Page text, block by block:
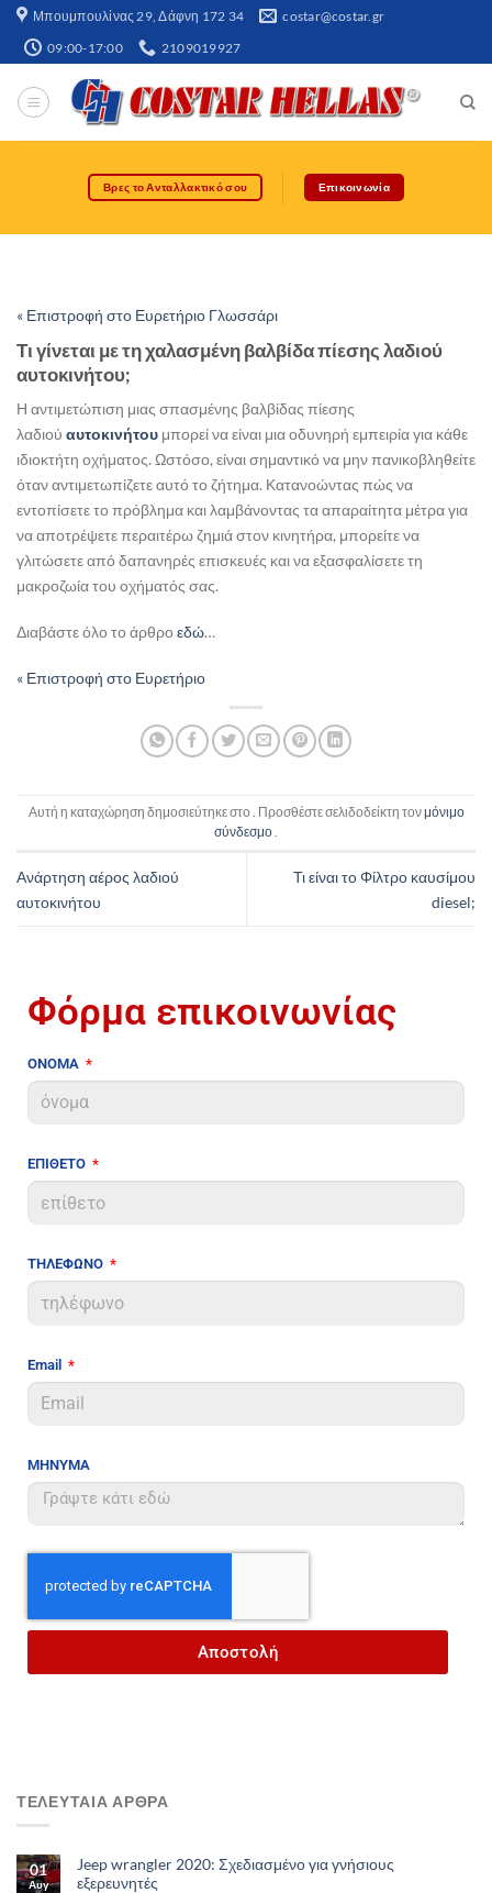
Μπουμπουλίνας 29, Δάφνη 172 34​ costar@costar.gr
09:00-17:00 2109019927
Βρες το Ανταλλακτικό σου Επικοινωνία
« Επιστροφή στο Ευρετήριο Γλωσσάρι
Τι γίνεται με τη χαλασμένη βαλβίδα πίεσης λαδιού
αυτοκινήτου;
Η αντιμετώπιση μιας σπασμένης βαλβίδας πίεσης
λαδιού αυτοκινήτου μπορεί να είναι μια οδυνηρή εμπειρία για κάθε
ιδιοκτήτη οχήματος. Ωστόσο, είναι σημαντικό να μην πανικοβληθείτε
όταν αντιμετωπίζετε αυτό το ζήτημα. Κατανοώντας πώς να
εντοπίσετε το πρόβλημα και λαμβάνοντας τα απαραίτητα μέτρα για
να αποτρέψετε περαιτέρω ζημιά στον κινητήρα, μπορείτε να
γλιτώσετε από δαπανηρές επισκευές και να εξασφαλίσετε τη
μακροζωία του οχήματός σας.
Διαβάστε όλο το άρθρο εδώ…
« Επιστροφή στο Ευρετήριο
Αυτή η καταχώρηση δημοσιεύτηκε στο . Προσθέστε σελιδοδείκτη τονμόνιμο
σύνδεσμο
Ανάρτηση αέρος λαδιού
αυτοκινήτου
Τι είναι το Φίλτρο καυσίμου
diesel;
Φόρμα επικοινωνίας
ΟΝΟΜΑ
ΕΠΙΘΕΤΟ
ΤΗΛΕΦΩΝΟ
Email
ΜΗΝΥΜΑ
Αποστολή
ΤΕΛΕΥΤΑΙΑ ΑΡΘΡΑ
01
Αυγ
Jeep wrangler 2020: Σχεδιασμένο για γνήσιους
εξερευνητές